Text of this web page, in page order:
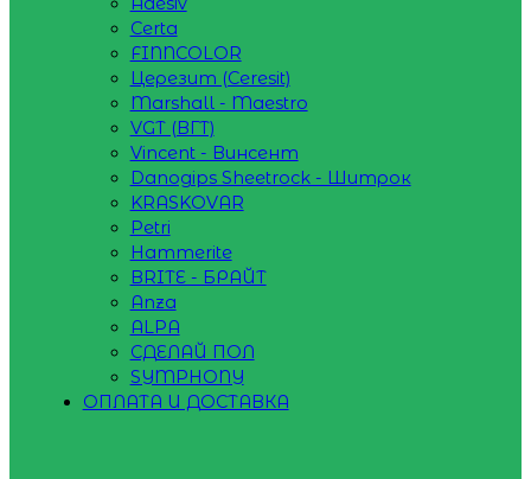
Certa
FINNCOLOR
Церезит (Ceresit)
Marshall - Maestro
VGT (ВГТ)
Vincent - Винсент
Danogips Sheetrock - Шитрок
KRASKOVAR
Petri
Hammerite
BRITE - БРАЙТ
Anza
ALPA
СДЕЛАЙ ПОЛ
SYMPHONY
ОПЛАТА И ДОСТАВКА